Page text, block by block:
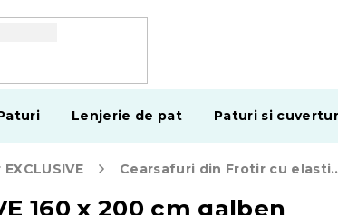
Lenjerie de pat Paturi si
Cearsafuri din Frotir cu
160 x 200 cm galben